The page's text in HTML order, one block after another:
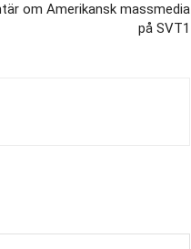
om Amerikansk massmedia
på SVT1